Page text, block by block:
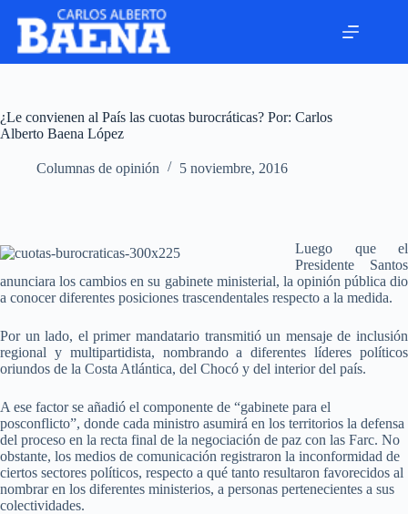
¿Le convienen al País las cuotas burocráticas? Por: Carlos
Alberto Baena López
Columnas de opinión 5 noviembre, 2016
Luego que el
Presidente Santos
anunciara los cambios en su gabinete ministerial, la opinión pública dio
a conocer diferentes posiciones trascendentales respecto a la medida.
Por un lado, el primer mandatario transmitió un mensaje de inclusión
regional y multipartidista, nombrando a diferentes líderes políticos
oriundos de la Costa Atlántica, del Chocó y del interior del país.
A ese factor se añadió el componente de “gabinete para el
posconflicto”, donde cada ministro asumirá en los territorios la defensa
del proceso en la recta final de la negociación de paz con las Farc. No
obstante, los medios de comunicación registraron la inconformidad de
ciertos sectores políticos, respecto a qué tanto resultaron favorecidos al
nombrar en los diferentes ministerios, a personas pertenecientes a sus
colectividades.